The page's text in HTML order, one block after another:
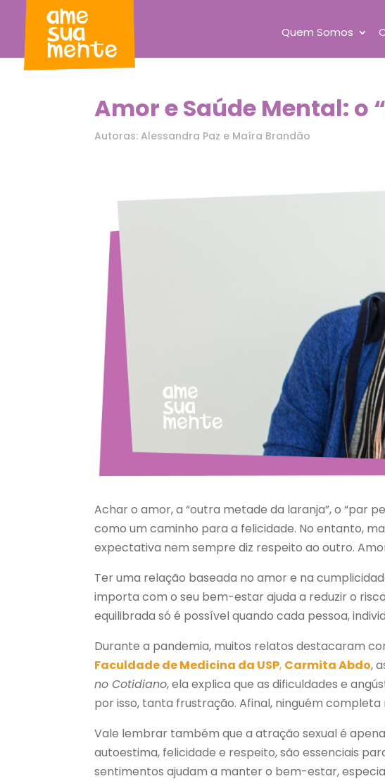
Quem Somos
Amor e Saúde Mental: o
Autoras: Alessandra Paz e Maíra Brandão
Achar o amor, a “outra metade da laranja”, o “par
como um caminho para a felicidade. No entanto,
expectativa nem sempre diz respeito ao outro.
Ter uma relação baseada no amor e na
importa com o seu bem-estar ajuda a reduzir o
equilibrada só é possível quando cada pessoa,
Durante a pandemia, muitos relatos destacaram
Faculdade de Medicina da USP, Carmita Abdo,
no Cotidiano, ela explica que as dificuldades e
por isso, tanta frustração. Afinal, ninguém completa
Vale lembrar também que a atração sexual é
autoestima, felicidade e respeito, são essenciais
sentimentos ajudam a manter o bem-estar,